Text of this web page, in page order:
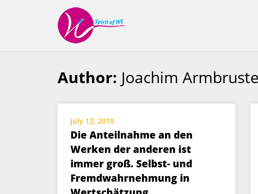
Skip
Author: Joachim
July 12, 2019
Die Anteilnahme an den
Werken der anderen ist
immer groß. Selbst- und
Fremdwahrnehmung in